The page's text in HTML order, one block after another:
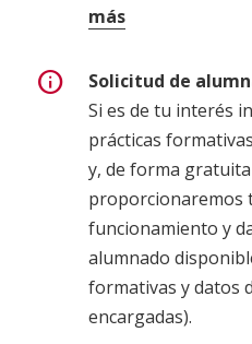
más
son los siguientes:
Educador /
educación infantil.
Educador /
programas
6 años) en
de apoyo familiar.
Educador /
info
Solicitud de
Si es de tu interés
prácticas
y, de forma
proporcionaremos
funcionamiento y
alumnado
formativas y datos
encargadas).